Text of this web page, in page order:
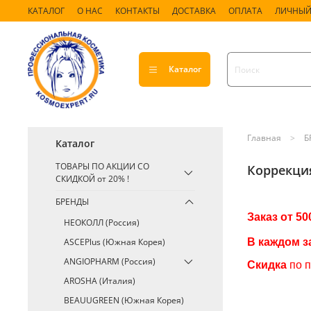
КАТАЛОГ О НАС КОНТАКТЫ ДОСТАВКА ОПЛАТА
Каталог
Главная
Заказ от
В каждом
Скидка по
Каталог
ТОВАРЫ ПО АКЦИИ СО
СКИДКОЙ от 20% !
БРЕНДЫ
НЕОКОЛЛ (Россия)
ASCEPlus (Южная Корея)
ANGIOPHARM (Россия)
AROSHA (Италия)
BEAUUGREEN (Южная Корея)